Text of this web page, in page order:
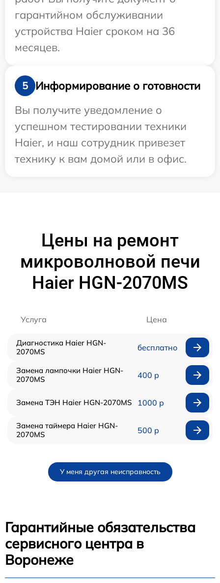
гарантийном обслуживании
устройства Haier сроком на 36
месяцев.
5
Информирование о готовности
Вы получите уведомление о
успешном тестировании техники
Haier, и наш сотрудник привезет
технику к вам домой или в офис.
Цены на ремонт
микроволновой печи
Haier HGN-2070MS
Услуга Цена
Диагностика Haier HGN-
2070MS
бесплатно
Замена лампочки Haier HGN-
2070MS
400 р
Замена ТЭН Haier HGN-2070MS 1000 р
Замена таймера Haier HGN-
2070MS
500 р
У меня другая неисправность
Гарантийные обязательства
сервисного центра в
Воронеже